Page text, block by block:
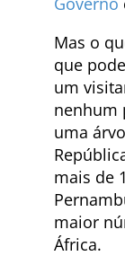
Mas o
que
um
nenhum
uma
mais de
maior
África.